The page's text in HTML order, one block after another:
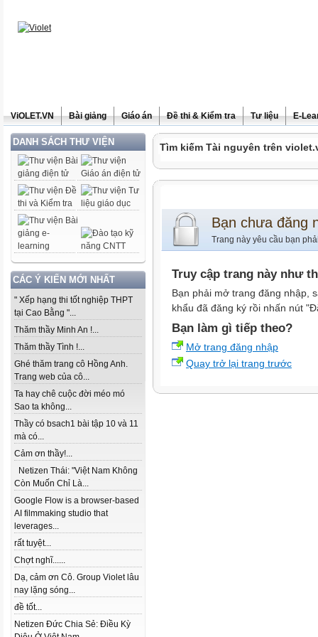
ViOLET.VN Bài giảng Giáo án Đề thi & Kiểm tra Tư liệu E-
DANH SÁCH THƯ VIỆN
CÁC Ý KIẾN MỚI NHẤT
" Xếp hạng thi tốt nghiệp THPT
tại Cao Bằng "...
Thăm thầy Minh An !...
Thăm thầy Tình !...
Ghé thăm trang cô Hồng Anh.
Trang web của cô...
Ta hay chê cuộc đời méo mó
Sao ta không...
Thầy có bsach1 bài tập 10 và 11
mà có...
Cảm ơn thầy!...
Netizen Thái: "Việt Nam Không
Còn Muốn Chỉ Là...
Google Flow is a browser-based
AI filmmaking studio that
leverages...
rất tuyệt...
Chợt nghĩ......
Dạ, cảm ơn Cô. Group Violet lâu
nay lặng sóng...
đề tốt...
Netizen Đức Chia Sẻ: Điều Kỳ
Tìm kiếm Tài nguyên trên
Bạn chưa đăng
Trang này yêu cầu bạn
Truy cập trang này như
Bạn phải mở trang đăng nhập,
khẩu đã đăng ký rồi nhấn nút
Bạn làm gì tiếp theo?
Mở trang đăng nhập
Quay trở lại trang trước